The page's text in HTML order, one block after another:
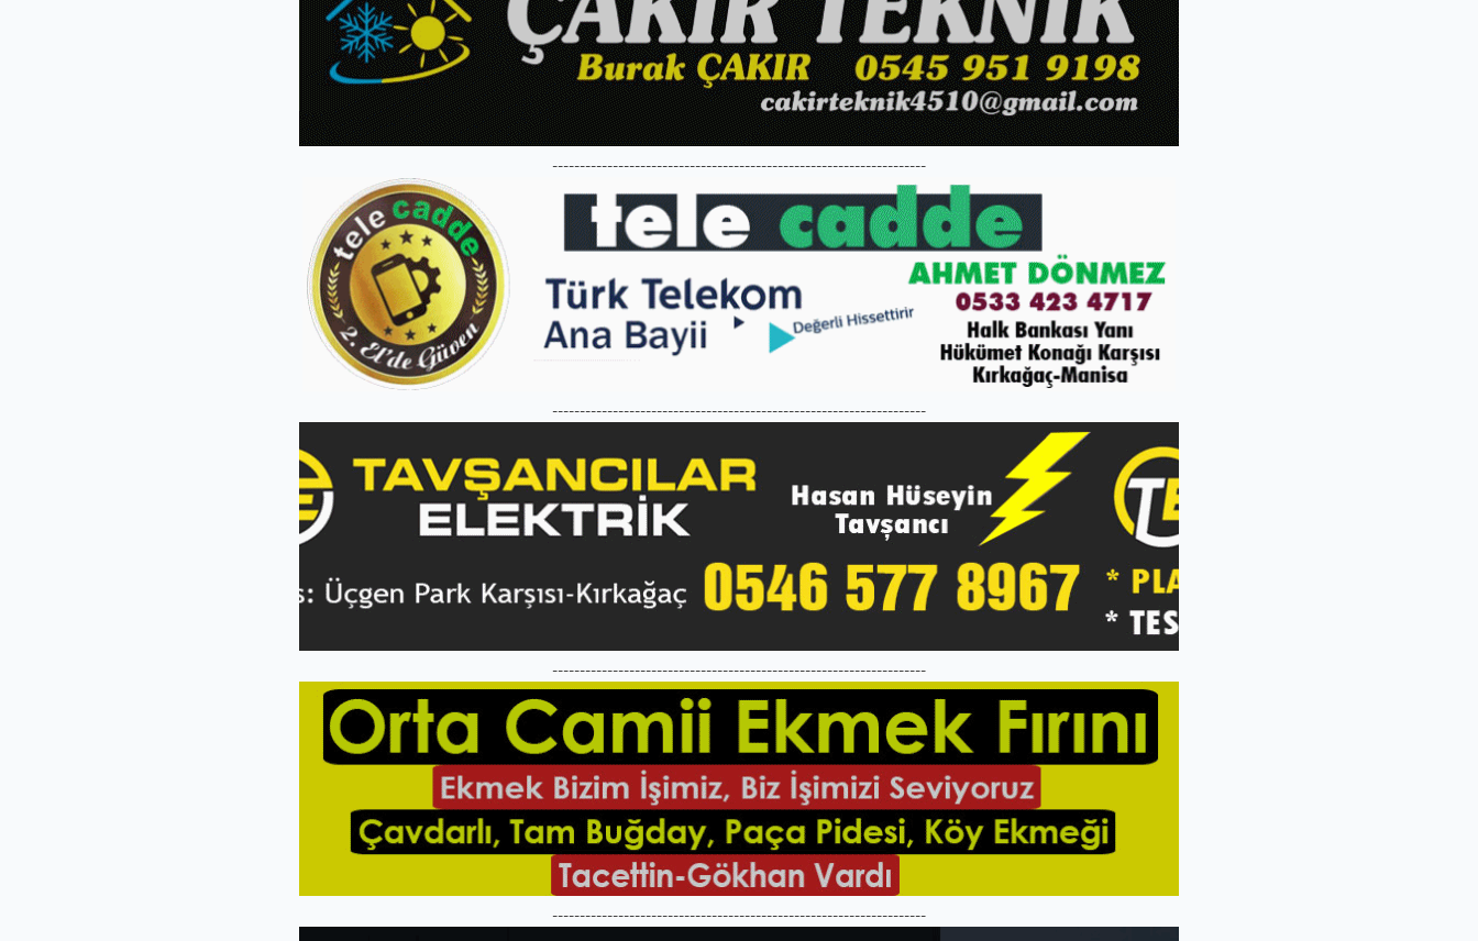
--------------------------------------------------------------------
--------------------------------------------------------------------
--------------------------------------------------------------------
--------------------------------------------------------------------